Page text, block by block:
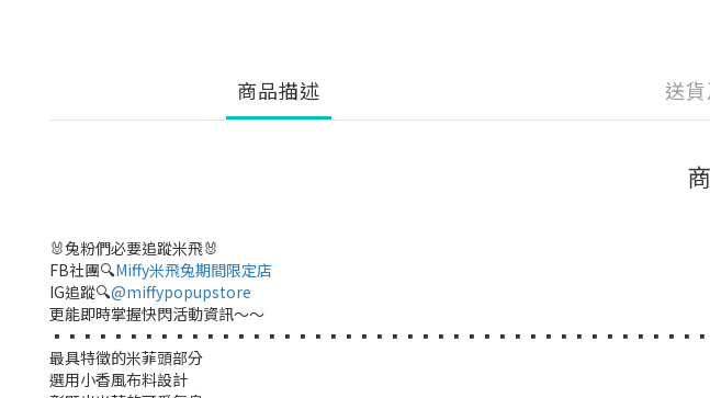
商品描述 送
🐰兔粉們必要追蹤米飛🐰
FB社團🔍Miffy米飛兔期間限定店
IG追蹤🔍@miffypopupstore
更能即時掌握快閃活動資訊～～
最具特徵的米菲頭部分
選用小香風布料設計